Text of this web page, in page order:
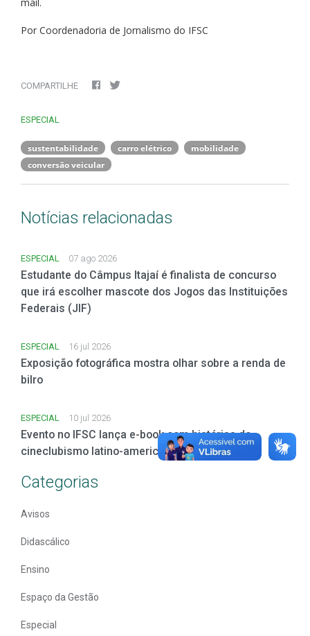
Por Coordenadoria de Jornalismo do IFSC
COMPARTILHE
ESPECIAL
sustentabilidade carro elétrico
mobilidade
conversão veicular
Notícias relacionadas
ESPECIAL 07 ago 2026
Estudante do Câmpus Itajaí é finalista de concurso
que irá escolher mascote dos Jogos das Instituições
Federais (JIF)
ESPECIAL 16 jul 2026
Exposição fotográfica mostra olhar sobre a renda de
bilro
ESPECIAL 10 jul 2026
Evento no IFSC lança e-book com histórias do
cineclubismo latino-americano
Categorias
Avisos
Didascálico
Ensino
Espaço da Gestão
Especial